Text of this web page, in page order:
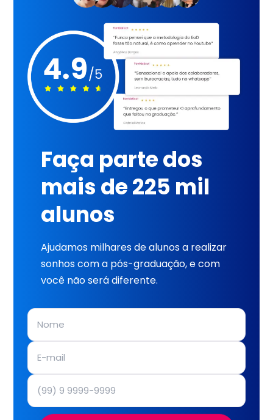
Faça parte dos
mais de 225 mil
alunos
Ajudamos milhares de alunos a realizar
sonhos com a pós-graduação, e com
você não será diferente.